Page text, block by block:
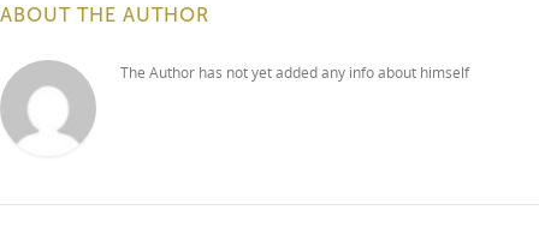
ABOUT THE AUTHOR
The Author has not yet added any info about himself